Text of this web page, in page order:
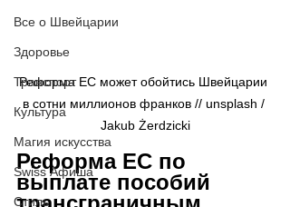
Все о Швейцарии
Здоровье
Транспорт
Культура
Магия искусства
Swiss Афиша
Стиль
Реформа ЕС может обойтись Швейцарии
в сотни миллионов франков // unsplash /
Jakub Żerdzicki
Реформа ЕС по
выплате пособий